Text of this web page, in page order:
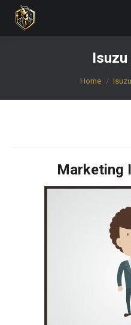
You are here:
Home Isuzu
Marketing